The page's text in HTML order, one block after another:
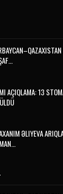
AÇIQLAMA: 13
ƏLIYEVA